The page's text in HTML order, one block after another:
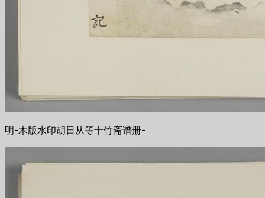
明-木版水印胡日从等十竹斋谱册-